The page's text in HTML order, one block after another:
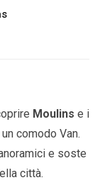
Moulins e i
comodo Van.
e soste
città.